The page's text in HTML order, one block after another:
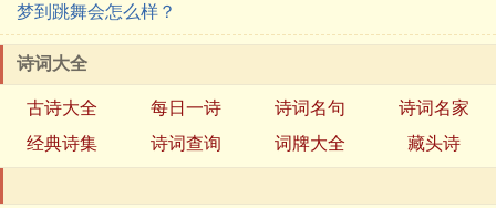
梦到跳舞会怎么样？
诗词大全
古诗大全 每日一诗 诗词名句
诗词名家
经典诗集
诗词查询 词牌大全 藏头诗